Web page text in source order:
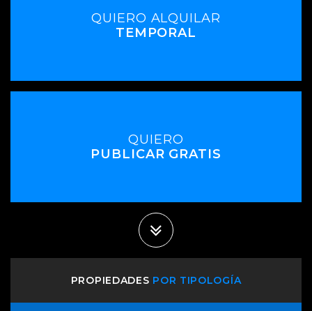
QUIERO ALQUILAR
TEMPORAL
QUIERO
PUBLICAR GRATIS
PROPIEDADES POR TIPOLOGÍA